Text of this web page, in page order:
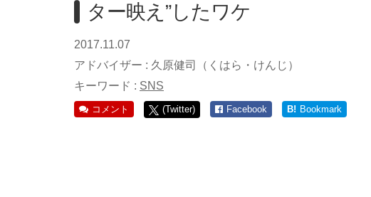
ター映え”したワケ
2017.11.07
アドバイザー : 久原健司（くはら・けんじ）
キーワード : SNS
コメント (Twitter) Facebook B! Bookmark